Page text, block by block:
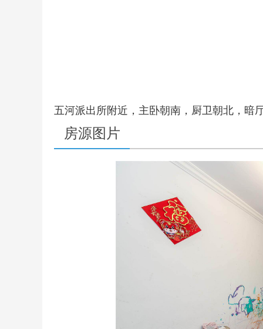
五河派出所附近，主卧朝南，厨卫朝北，暗
房源图片